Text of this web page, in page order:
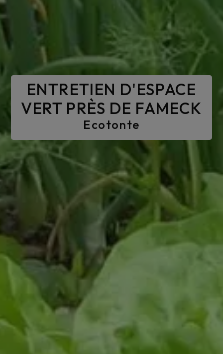
ENTRETIEN D'ESPACE
VERT PRÈS DE FAMECK
Ecotonte